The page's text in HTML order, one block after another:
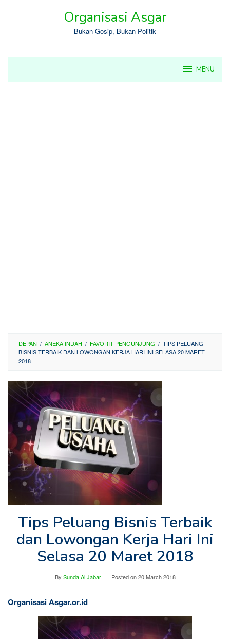
Organisasi Asgar
Bukan Gosip, Bukan Politik
MENU
DEPAN / ANEKA INDAH / FAVORIT PENGUNJUNG / TIPS PELUANG
BISNIS TERBAIK DAN LOWONGAN KERJA HARI INI SELASA 20 MARET
2018
Tips Peluang Bisnis Terbaik
dan Lowongan Kerja Hari Ini
Selasa 20 Maret 2018
By Sunda Al Jabar Posted on20 March 2018
Organisasi Asgar.or.id